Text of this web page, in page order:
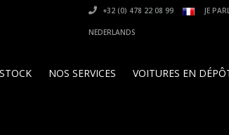
+32 (0) 478 22 08 99 JE
NEDERLANDS
NOS SERVICES VOITURES EN